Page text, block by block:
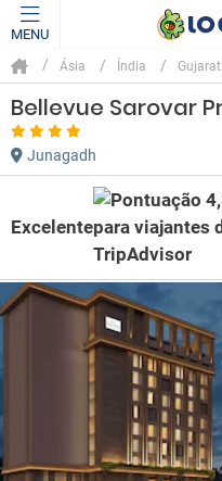
MENU
Ásia Índia Gujarat
Bellevue Sarovar
Junagadh
Excelente